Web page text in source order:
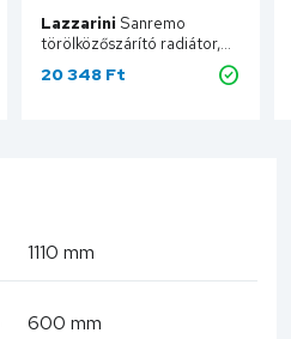
Lazzarini Sanremo
törölközőszárító radiátor,
egyenes, fehér 500x690
mm 386471
20 348 Ft
1110 mm
600 mm